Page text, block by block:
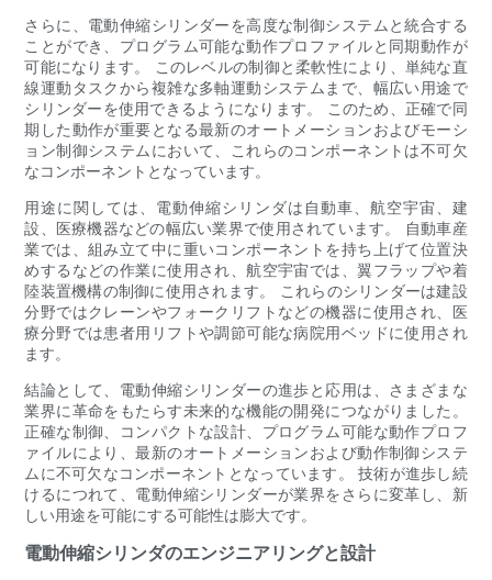
さらに、電動伸縮シリンダーを高度な制御システムと統合する
ことができ、プログラム可能な動作プロファイルと同期動作が
可能になります。 このレベルの制御と柔軟性により、単純な直
線運動タスクから複雑な多軸運動システムまで、幅広い用途で
シリンダーを使用できるようになります。 このため、正確で同
期した動作が重要となる最新のオートメーションおよびモーシ
ョン制御システムにおいて、これらのコンポーネントは不可欠
なコンポーネントとなっています。
用途に関しては、電動伸縮シリンダは自動車、航空宇宙、建
設、医療機器などの幅広い業界で使用されています。 自動車産
業では、組み立て中に重いコンポーネントを持ち上げて位置決
めするなどの作業に使用され、航空宇宙では、翼フラップや着
陸装置機構の制御に使用されます。 これらのシリンダーは建設
分野ではクレーンやフォークリフトなどの機器に使用され、医
療分野では患者用リフトや調節可能な病院用ベッドに使用され
ます。
結論として、電動伸縮シリンダーの進歩と応用は、さまざまな
業界に革命をもたらす未来的な機能の開発につながりました。
正確な制御、コンパクトな設計、プログラム可能な動作プロフ
ァイルにより、最新のオートメーションおよび動作制御システ
ムに不可欠なコンポーネントとなっています。 技術が進歩し続
けるにつれて、電動伸縮シリンダーが業界をさらに変革し、新
しい用途を可能にする可能性は膨大です。
電動伸縮シリンダのエンジニアリングと設計